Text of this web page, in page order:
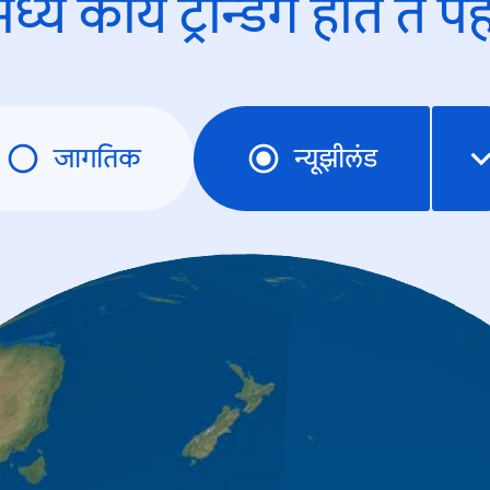
काय ट्रेन्डिंंग होते ते
जागतिक न्यूझीलंड